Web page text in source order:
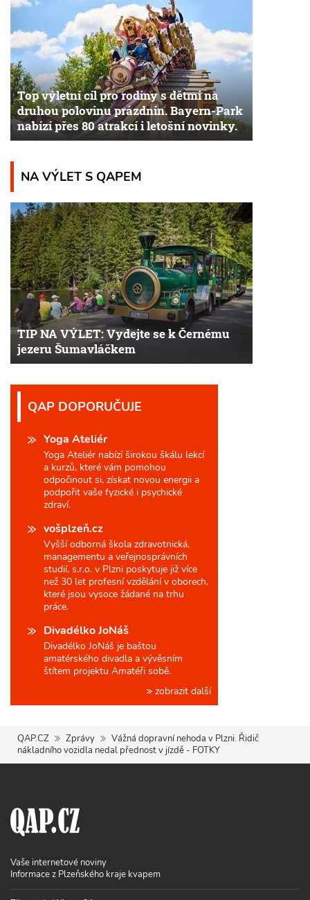
Top výletní cíl pro rodiny s dětmi na
druhou polovinu prázdnin. Bayern-Park
nabízí přes 80 atrakcí i letošní novinky.
NA VÝLET S QAPEM
TIP NA VÝLET: Vydejte se k Černému
jezeru Šumavláčkem
QAP DOPORUČUJE
Yoga Ateliér
Yoga Ateliér nabízí širokou škálu lekcí
a kurzů, které vám pomohou
odpočinout si, získat novou energii a
podpořit vaše fyzické i psychické
zdraví.
vošplzeň.cz
Vyšší odborná škola zdravotnická,
managementu a veřejnosprávních
studií, s.r.o. v Plzni poskytuje již více
než 30 let profesní vzdělání v oborech,
které jsou vysoce žádané na trhu
práce.
Divadélko JoNáš
Divadélko JoNáš je baštou
amatérského divadla a vývěsním
štítem projektu Amatéři sobě.
zobrazit další
QAP.CZ Zprávy
Vážná dopravní nehoda v Plzni. Řidič
nákladního vozidla nedal přednost v jízdě - FOTKY
Vaše internetové noviny
Informace z Plzeňského kraje kvapem